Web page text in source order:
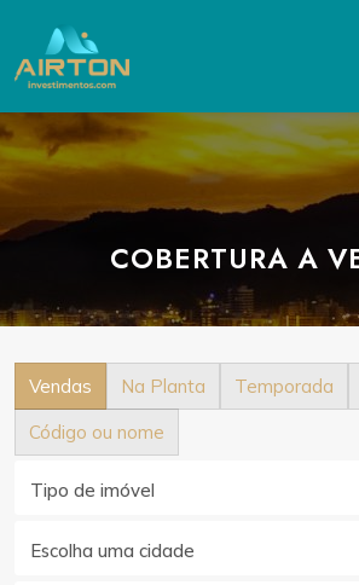
COBERTURA A
Vendas Na Planta Temporada
Código ou nome
Tipo de imóvel
Escolha uma cidade